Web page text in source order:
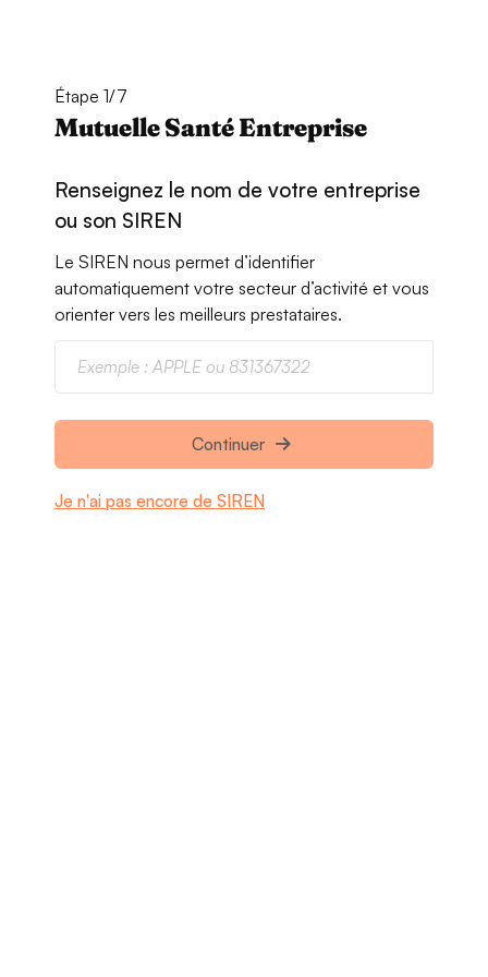
Étape 1/7
Mutuelle Santé Entreprise
Renseignez le nom de votre entreprise
ou son SIREN
Le SIREN nous permet d’identifier
automatiquement votre secteur d’activité et vous
orienter vers les meilleurs prestataires.
Continuer
Je n'ai pas encore de SIREN